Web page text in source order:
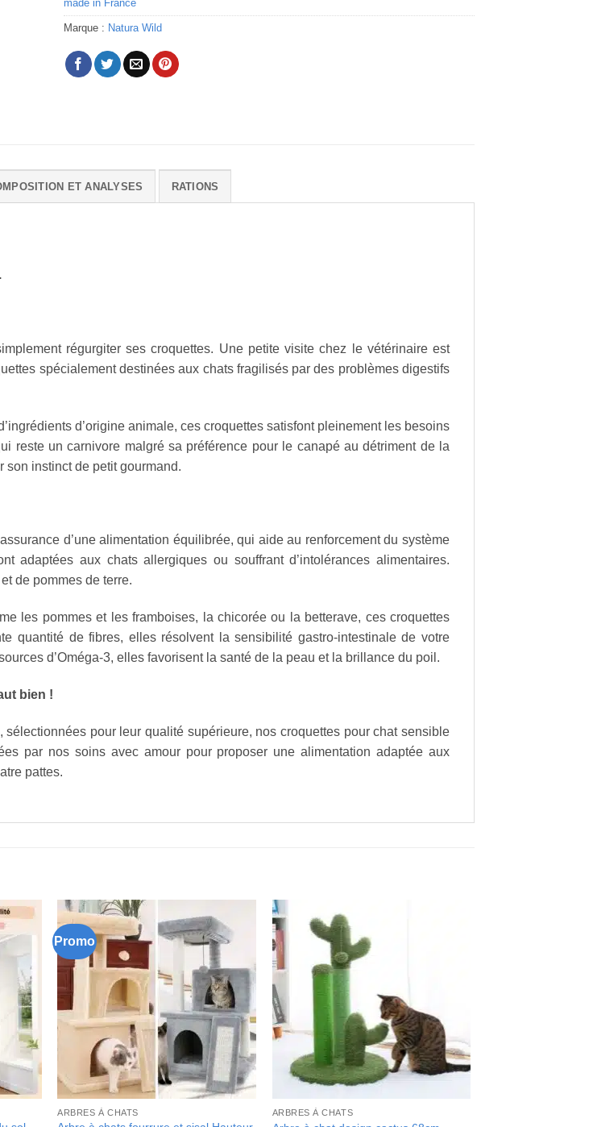
made in France
Marque : Natura Wild
ET ANALYSES RATIONS
régurgiter ses croquettes. Une petite visite chez le vétérinaire est
spécialement destinées aux chats fragilisés par des problèmes digestifs
d’origine animale, ces croquettes satisfont pleinement les besoins
reste un carnivore malgré sa préférence pour le canapé au détriment de la
son instinct de petit gourmand.
d’une alimentation équilibrée, qui aide au renforcement du système
adaptées aux chats allergiques ou souffrant d’intolérances alimentaires.
de pommes de terre.
les pommes et les framboises, la chicorée ou la betterave, ces croquettes
quantité de fibres, elles résolvent la sensibilité gastro-intestinale de votre
d’Oméga-3, elles favorisent la santé de la peau et la brillance du poil.
bien !
pour leur qualité supérieure, nos croquettes pour chat sensible
par nos soins avec amour pour proposer une alimentation adaptée aux
pattes.
Promo
ARBRES À CHATS ARBRES À CHATS